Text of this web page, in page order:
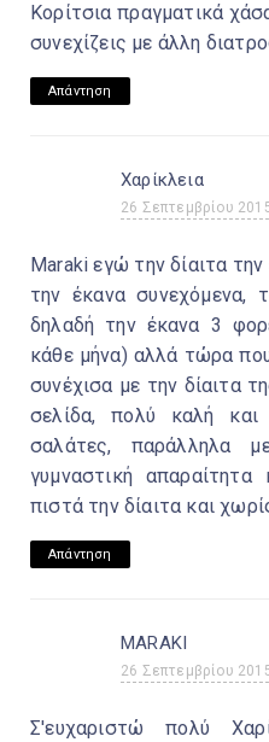
Κορίτσια πραγματικά
συνεχίζεις με άλλη
Απάντηση
Χαρίκλεια
26 Σεπτεμβρίου
Maraki εγώ την δίαιτα
την έκανα συνεχόμενα,
δηλαδή την έκανα 3
κάθε μήνα) αλλά τώρα
συνέχισα με την δίαιτα
σελίδα, πολύ καλή
σαλάτες, παράλληλα
γυμναστική
πιστά την δίαιτα και
Απάντηση
MARAKI
26 Σεπτεμβρίου
Σ'ευχαριστώ πολύ